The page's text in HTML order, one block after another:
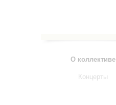
О коллективе
Концерты